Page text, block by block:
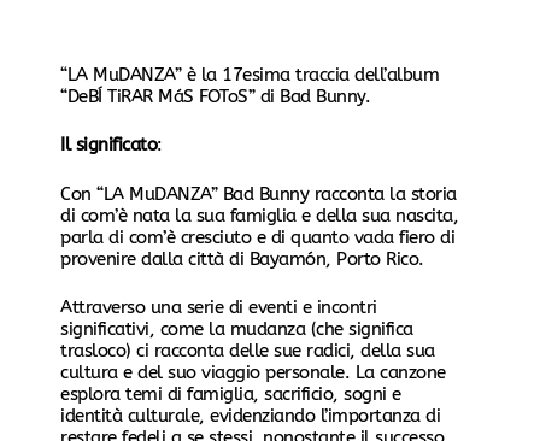
“LA MuDANZA” è la 17esima traccia dell’album
“DeBÍ TiRAR MáS FOToS” di Bad Bunny.
Il significato:
Con “LA MuDANZA” Bad Bunny racconta la storia
di com’è nata la sua famiglia e della sua nascita,
parla di com’è cresciuto e di quanto vada fiero di
provenire dalla città di Bayamón, Porto Rico.
Attraverso una serie di eventi e incontri
significativi, come la mudanza (che significa
trasloco) ci racconta delle sue radici, della sua
cultura e del suo viaggio personale. La canzone
esplora temi di famiglia, sacrificio, sogni e
identità culturale, evidenziando l’importanza di